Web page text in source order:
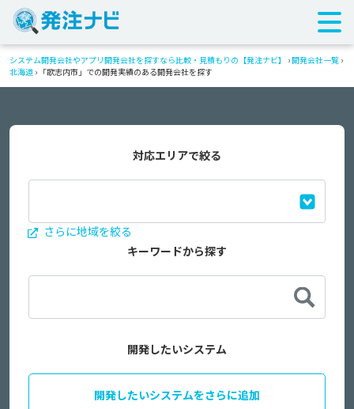
システム開発会社やアプリ開発会社を探すなら比較・見積もりの【発注ナビ】 ›開発会社一覧 ›
北海道 › 「歌志内市」での開発実績のある開発会社を探す
対応エリアで絞る
さらに地域を絞る
キーワードから探す
開発したいシステム
開発したいシステムをさらに追加